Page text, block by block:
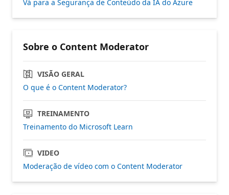
Vá para a Segurança de Conteúdo da IA do Azure
Sobre o Content Moderator
VISÃO GERAL
O que é o Content Moderator?
TREINAMENTO
Treinamento do Microsoft Learn
VIDEO
Moderação de vídeo com o Content Moderator